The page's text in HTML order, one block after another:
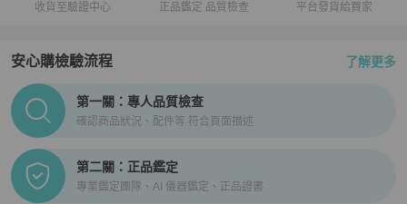
收貨至驗證中心 正品鑑定 品質檢查 平台發貨給買家
安心購檢驗流程 了解更多
PopChill拍拍圈正品驗證、安心購檢驗流程介紹
第一關：專人品質檢查
確認商品狀況、配件等 符合頁面描述
第二關：正品鑑定
專業鑑定團隊、AI 儀器鑑定、正品證書